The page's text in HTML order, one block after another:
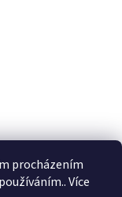
procházením
Více